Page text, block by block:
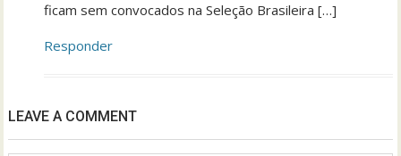
ficam sem convocados na Seleção Brasileira […]
Responder
LEAVE A COMMENT